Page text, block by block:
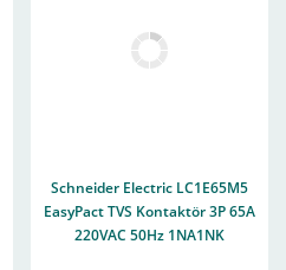
Schneider Electric LC1E65M5
EasyPact TVS Kontaktör 3P 65A
220VAC 50Hz 1NA1NK